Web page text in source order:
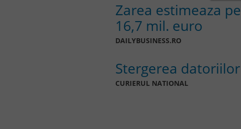
Zarea estimeaza
16,7 mil. euro
DAILYBUSINESS.RO
Stergerea
CURIERUL NATIONAL